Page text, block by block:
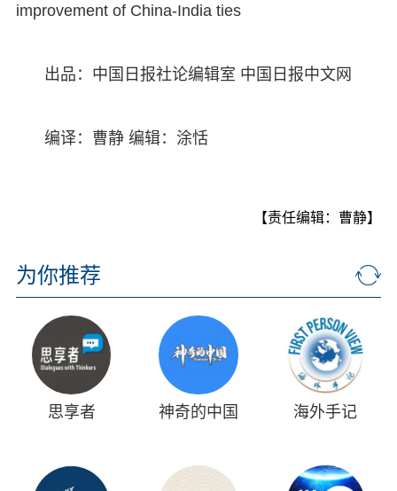
improvement of China-India ties
出品：中国日报社论编辑室 中国日报中文网
编译：曹静 编辑：涂恬
【责任编辑：曹静】
为你推荐
思享者 神奇的中国 海外手记